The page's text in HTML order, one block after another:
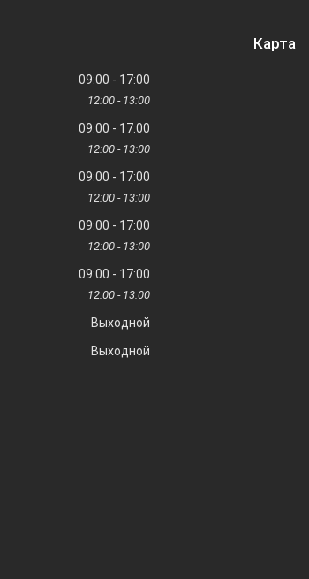
09:00 17:00
12:00 13:00
09:00 17:00
12:00 13:00
09:00 17:00
12:00 13:00
09:00 17:00
12:00 13:00
09:00 17:00
12:00 13:00
Выходной
Выходной
Карта